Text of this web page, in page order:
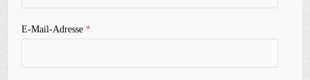
E-Mail-Adresse*